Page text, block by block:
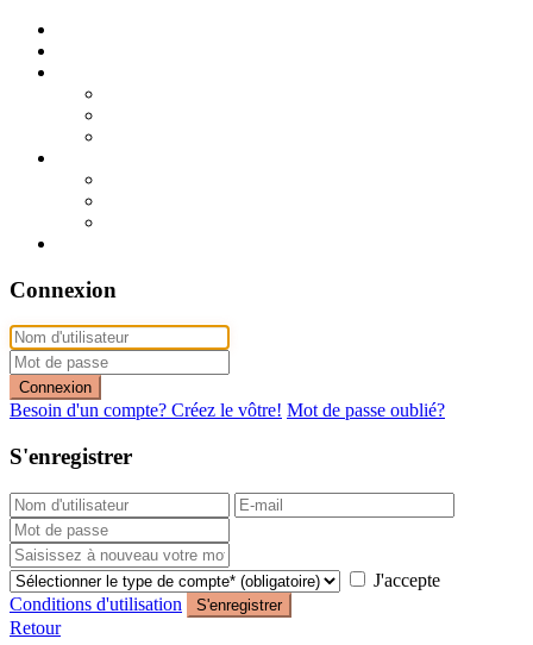
Connexion
Connexion
Besoin d'un compte? Créez le vôtre! Mot de passe oublié?
S'enregistrer
J'accepte
Conditions d'utilisation
S'enregistrer
Retour